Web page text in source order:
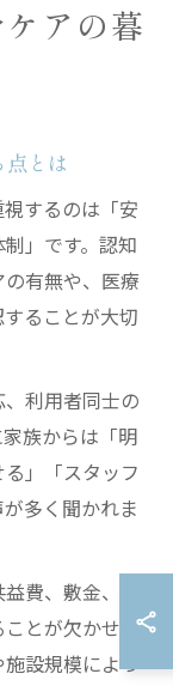
アの暮
とは
するのは「安
」です。認知
有無や、医療
ることが大切
利用者同士の
族からは「明
」「スタッフ
多く聞かれま
費、敷金、食
とが欠かせま
設規模によっ